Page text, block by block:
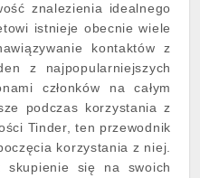
znalezienia idealnego
istnieje obecnie wiele
kontaktów z
z najpopularniejszych
członków na całym
podczas korzystania z
Tinder, ten przewodnik
korzystania z niej.
skupienie się na swoich